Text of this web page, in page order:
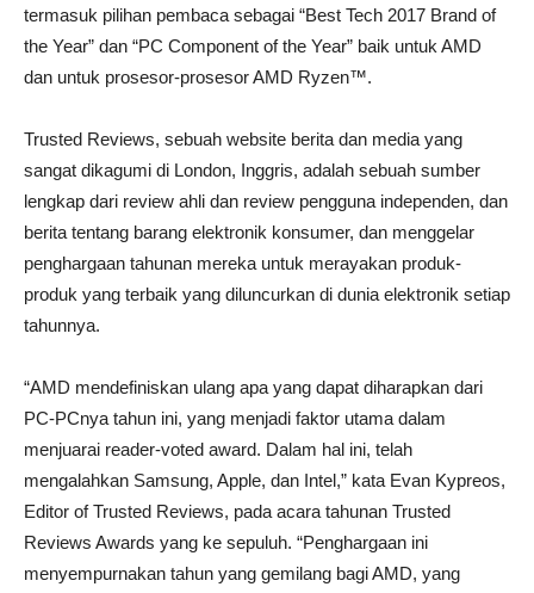
termasuk pilihan pembaca sebagai “Best Tech 2017 Brand of
the Year” dan “PC Component of the Year” baik untuk AMD
dan untuk prosesor-prosesor AMD Ryzen™.
Trusted Reviews, sebuah website berita dan media yang
sangat dikagumi di London, Inggris, adalah sebuah sumber
lengkap dari review ahli dan review pengguna independen, dan
berita tentang barang elektronik konsumer, dan menggelar
penghargaan tahunan mereka untuk merayakan produk-
produk yang terbaik yang diluncurkan di dunia elektronik setiap
tahunnya.
“AMD mendefiniskan ulang apa yang dapat diharapkan dari
PC-PCnya tahun ini, yang menjadi faktor utama dalam
menjuarai reader-voted award. Dalam hal ini, telah
mengalahkan Samsung, Apple, dan Intel,” kata Evan Kypreos,
Editor of Trusted Reviews, pada acara tahunan Trusted
Reviews Awards yang ke sepuluh. “Penghargaan ini
menyempurnakan tahun yang gemilang bagi AMD, yang